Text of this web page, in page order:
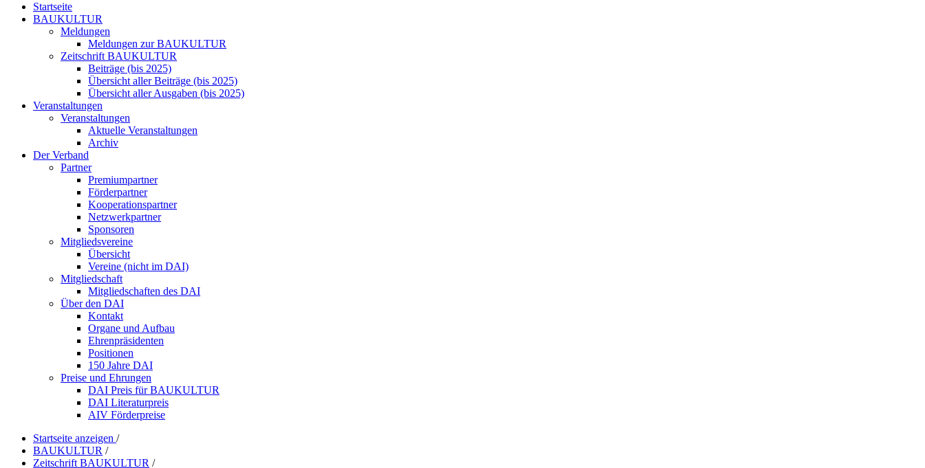
Startseite
BAUKULTUR
Meldungen
Meldungen zur BAUKULTUR
Zeitschrift BAUKULTUR
Beiträge (bis 2025)
Übersicht aller Beiträge (bis 2025)
Übersicht aller Ausgaben (bis 2025)
Veranstaltungen
Veranstaltungen
Aktuelle Veranstaltungen
Archiv
Der Verband
Partner
Premiumpartner
Förderpartner
Kooperationspartner
Netzwerkpartner
Sponsoren
Mitgliedsvereine
Übersicht
Vereine (nicht im DAI)
Mitgliedschaft
Mitgliedschaften des DAI
Über den DAI
Kontakt
Organe und Aufbau
Ehrenpräsidenten
Positionen
150 Jahre DAI
Preise und Ehrungen
DAI Preis für BAUKULTUR
DAI Literaturpreis
AIV Förderpreise
Startseite anzeigen /
BAUKULTUR /
Zeitschrift BAUKULTUR /